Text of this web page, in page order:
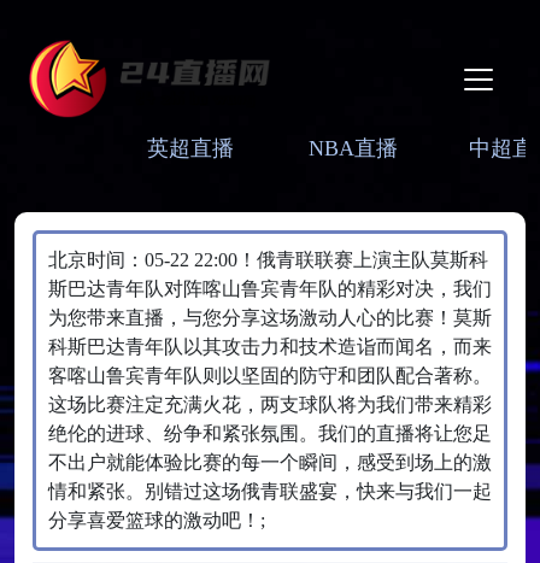
英超直播 NBA直播 中超直
北京时间：05-22 22:00！俄青联联赛上演主队莫斯科
斯巴达青年队对阵喀山鲁宾青年队的精彩对决，我们
为您带来直播，与您分享这场激动人心的比赛！莫斯
科斯巴达青年队以其攻击力和技术造诣而闻名，而来
客喀山鲁宾青年队则以坚固的防守和团队配合著称。
这场比赛注定充满火花，两支球队将为我们带来精彩
绝伦的进球、纷争和紧张氛围。我们的直播将让您足
不出户就能体验比赛的每一个瞬间，感受到场上的激
情和紧张。别错过这场俄青联盛宴，快来与我们一起
分享喜爱篮球的激动吧！;